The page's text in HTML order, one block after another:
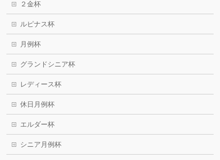
２金杯
ルピナス杯
月例杯
グランドシニア杯
レディース杯
休日月例杯
エルダー杯
シニア月例杯